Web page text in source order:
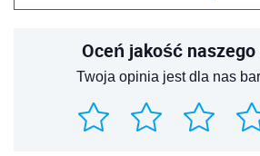
Oceń jakość naszego
Twoja opinia jest dla nas